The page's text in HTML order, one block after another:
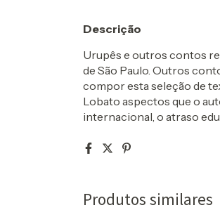
Descrição
Urupês e outros contos
de São Paulo. Outros
compor esta seleção de
Lobato aspectos que o
internacional, o atraso
Produtos similares